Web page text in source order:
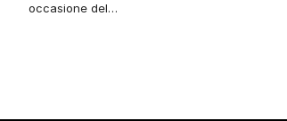
occasione del…